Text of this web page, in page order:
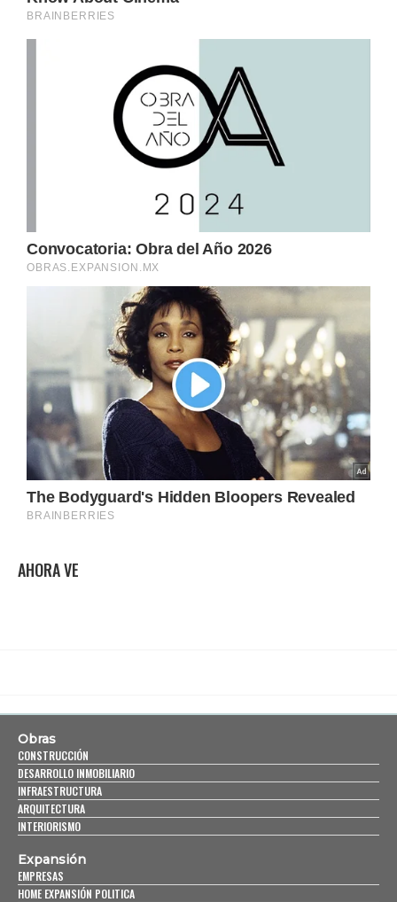
AHORA VE
Obras
CONSTRUCCIÓN
DESARROLLO INMOBILIARIO
INFRAESTRUCTURA
ARQUITECTURA
INTERIORISMO
Expansión
EMPRESAS
HOME EXPANSIÓN POLITICA